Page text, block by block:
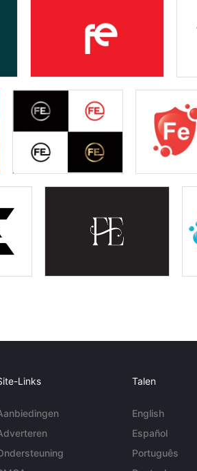
Links Talen
English
Español
Português